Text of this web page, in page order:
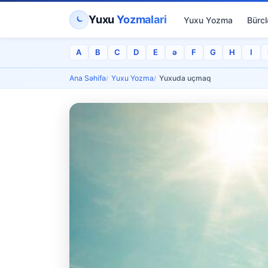
YuxuYozmalari Yuxu Yozma
A B C D E ə F G H I
Ana Səhifə Yuxu Yozma Yuxuda uçmaq